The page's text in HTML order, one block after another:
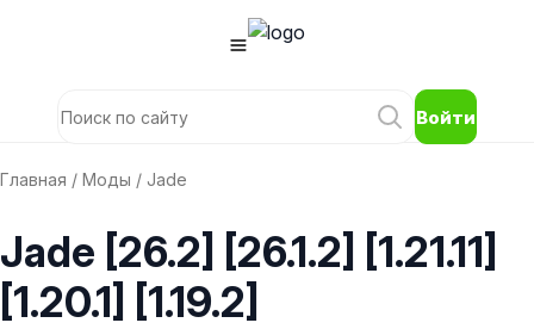
Войти
Главная / Моды / Jade
Jade [26.2] [26.1.2] [1.21.11]
[1.20.1] [1.19.2]